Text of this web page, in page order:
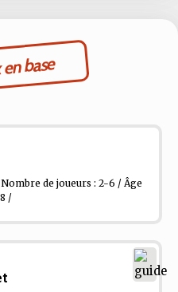
base
Nombre de joueurs : 2-6 / Âge
/